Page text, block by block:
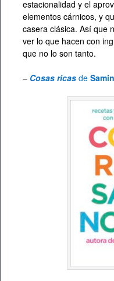
estacionalidad y el
elementos cárnicos, y
casera clásica. Así que
ver lo que hacen con
que no lo son tanto.
– Cosas ricas de